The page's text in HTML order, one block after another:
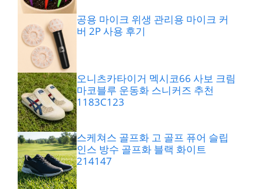
공용 마이크 위생 관리용 마이크 커
버 2P 사용 후기
오니츠카타이거 멕시코66 사보 크림
마코블루 운동화 스니커즈 추천
1183C123
스케쳐스 골프화 고 골프 퓨어 슬립
인스 방수 골프화 블랙 화이트
214147